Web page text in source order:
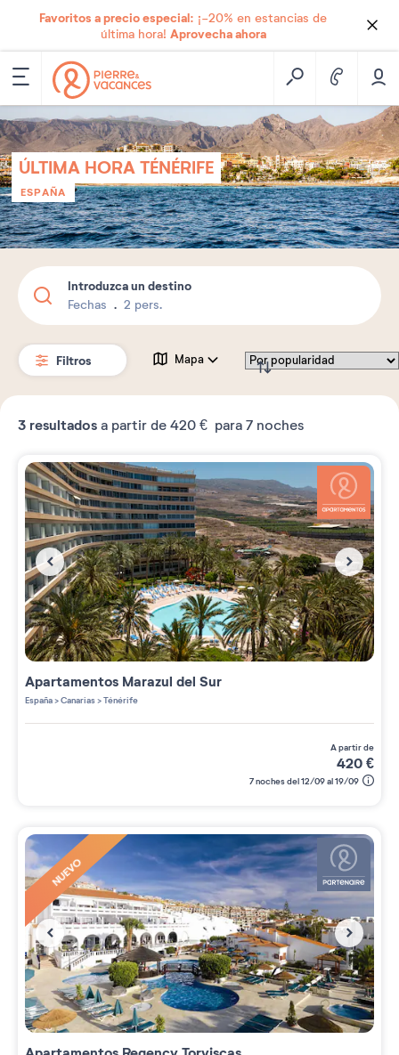
Favoritos a precio especial: ¡-20% en estancias de
última hora! Aprovecha ahora
ÚLTIMA HORA TÉNÉRIFE
ESPAÑA
Introduzca un destino
Fechas 2 pers.
Filtros Mapa
3 resultados a partir de 420 € para 7 noches
Apartamentos Marazul del Sur
España>Canarias>Ténérife
a partir de
420€
7 noches del 12/09 al 19/09
NUEVO